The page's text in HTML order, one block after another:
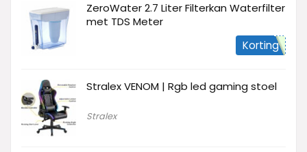
ZeroWater 2.7 Liter Filterkan Waterfilter
met TDS Meter
Korting
Stralex VENOM | Rgb led gaming stoel
Stralex